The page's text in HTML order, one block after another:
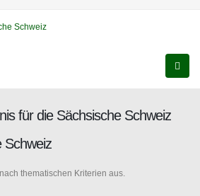
für die Sächsische Schweiz
Schweiz
thematischen Kriterien aus.